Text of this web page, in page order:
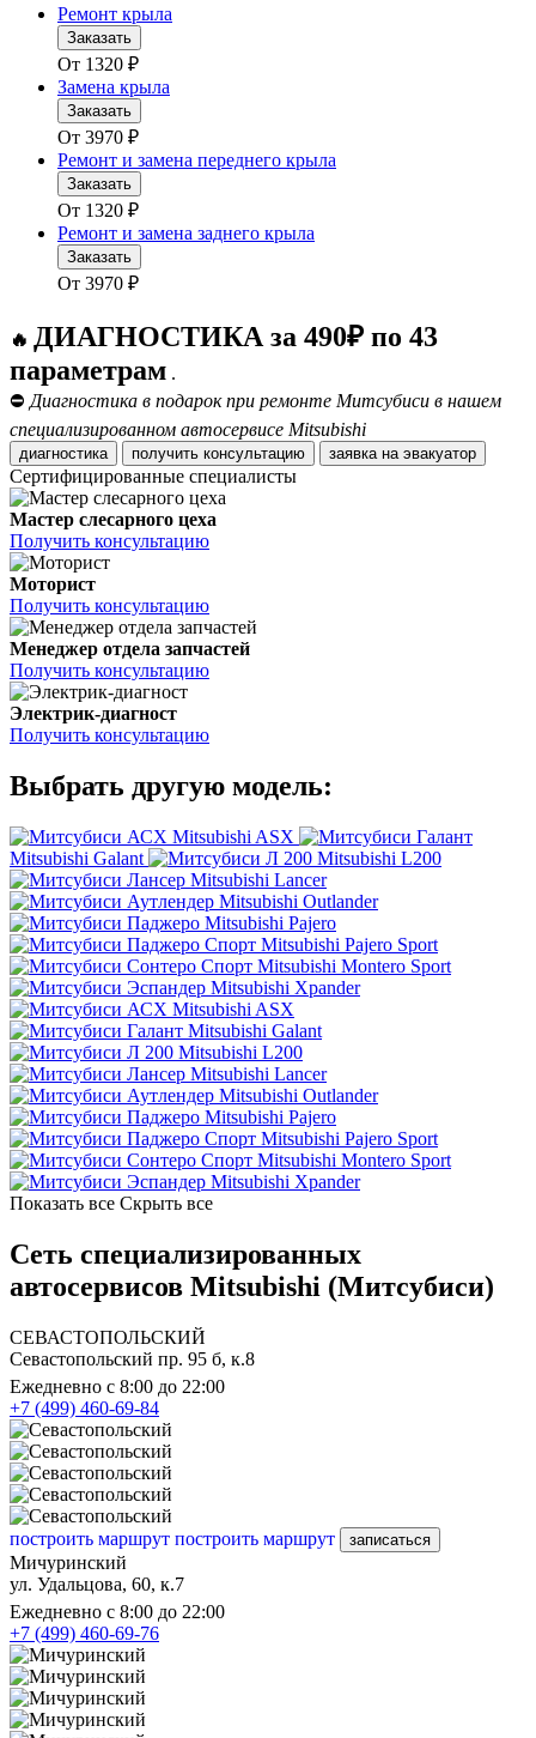
Ремонт крыла
Заказать
От 1320 ₽
Замена крыла
Заказать
От 3970 ₽
Ремонт и замена переднего крыла
Заказать
От 1320 ₽
Ремонт и замена заднего крыла
Заказать
От 3970 ₽
🔥 ДИАГНОСТИКА за 490₽ по 43
параметрам .
⛔ Диагностика в подарок при ремонте Митсубиси в нашем
специализированном автосервисе Mitsubishi
диагностика получить консультацию заявка на эвакуатор
Сертифицированные специалисты
Мастер слесарного цеха
Получить консультацию
Моторист
Получить консультацию
Менеджер отдела запчастей
Получить консультацию
Электрик-диагност
Получить консультацию
Выбрать другую модель:
Mitsubishi ASX
Mitsubishi Galant
Mitsubishi L200
Mitsubishi Lancer
Mitsubishi Outlander
Mitsubishi Pajero
Mitsubishi Pajero Sport
Mitsubishi Montero Sport
Mitsubishi Xpander
Mitsubishi ASX
Mitsubishi Galant
Mitsubishi L200
Mitsubishi Lancer
Mitsubishi Outlander
Mitsubishi Pajero
Mitsubishi Pajero Sport
Mitsubishi Montero Sport
Mitsubishi Xpander
Показать все Скрыть все
Сеть специализированных
автосервисов Mitsubishi (Митсубиси)
СЕВАСТОПОЛЬСКИЙ
Севастопольский пр. 95 б, к.8
Ежедневно с 8:00 до 22:00
+7 (499) 460-69-84
построить маршрут построить маршрут записаться
Мичуринский
ул. Удальцова, 60, к.7
Ежедневно с 8:00 до 22:00
+7 (499) 460-69-76